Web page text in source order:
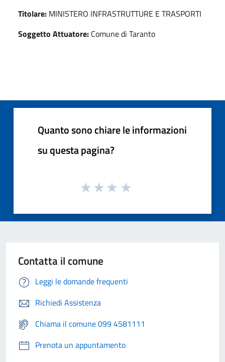
Titolare: MINISTERO INFRASTRUTTURE E TRASPORTI
Soggetto Attuatore: Comune di Taranto
Quanto sono chiare le informazioni
su questa pagina?
Contatta il comune
Leggi le domande frequenti
Richiedi Assistenza
Chiama il comune 099 4581111
Prenota un appuntamento